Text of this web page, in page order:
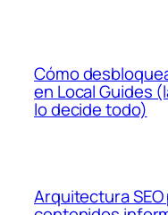
Cómo
en Local Guides
lo decide todo)
Arquitectura SEO